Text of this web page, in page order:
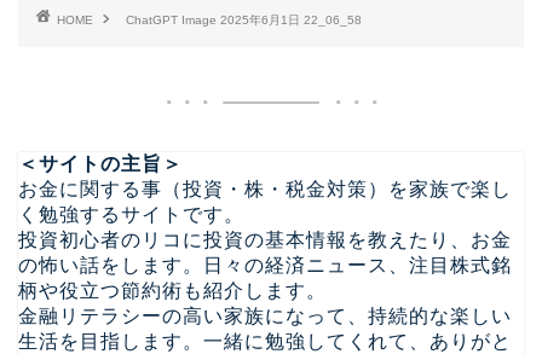
HOME ChatGPT Image 2025年6月1日 22_06_58
＜サイトの主旨＞
お金に関する事（投資・株・税金対策）を家族で楽し
く勉強するサイトです。
投資初心者のリコに投資の基本情報を教えたり、お金
の怖い話をします。日々の経済ニュース、注目株式銘
柄や役立つ節約術も紹介します。
金融リテラシーの高い家族になって、持続的な楽しい
生活を目指します。一緒に勉強してくれて、ありがと